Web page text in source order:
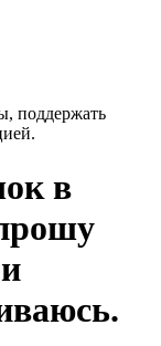
поддержать
в